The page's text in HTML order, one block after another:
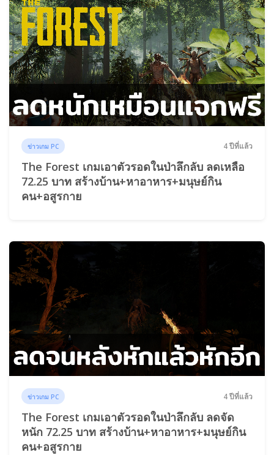
ข่าวเกม PC 4 ปีที่แล้ว
The Forest เกมเอาตัวรอดในป่าลึกลับ ลดเหลือ
72.25 บาท สร้างบ้าน+หาอาหาร+มนุษย์กิน
คน+อสูรกาย
ข่าวเกม PC 4 ปีที่แล้ว
The Forest เกมเอาตัวรอดในป่าลึกลับ ลดจัด
หนัก 72.25 บาท สร้างบ้าน+หาอาหาร+มนุษย์กิน
คน+อสูรกาย